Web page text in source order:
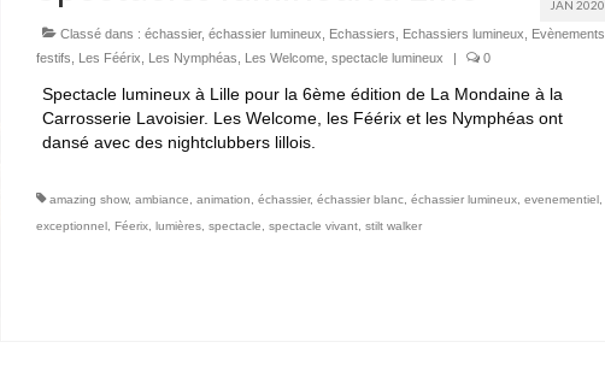
JAN 2020
Classé dans : échassier, échassier lumineux Echassiers Echassiers lumineux
Evènements
festifs
Les Féérix Les Nymphéas Les Welcome, spectacle lumineux 0
Spectacle lumineux à Lille pour la 6ème édition de La Mondaine à la
Carrosserie Lavoisier. Les Welcome, les Féérix et les Nymphéas ont
dansé avec des nightclubbers lillois.
amazing show, ambiance, animation, échassier, échassier blanc, échassier lumineux, evenementiel,
exceptionnel, Féerix, lumières, spectacle, spectacle vivant, stilt walker